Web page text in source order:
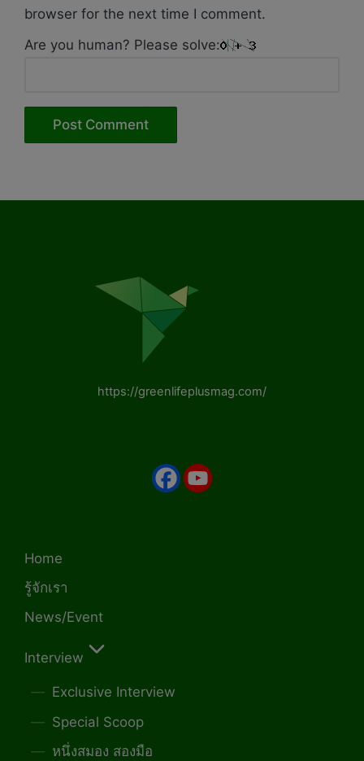
browser for the next time I comment.
Are you human? Please solve:
https://greenlifeplusmag.com/
Home
รู้จักเรา
News/Event
Interview
Exclusive Interview
Special Scoop
หนึ่งสมอง สองมือ